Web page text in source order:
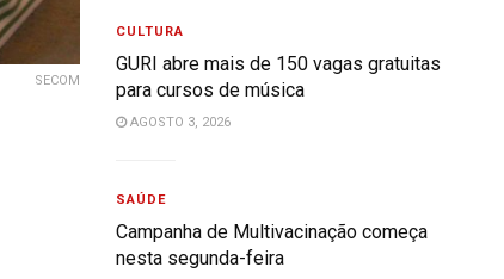
SECOM
CULTURA
GURI abre mais de 150 vagas gratuitas
para cursos de música
AGOSTO 3, 2026
SAÚDE
Campanha de Multivacinação começa
nesta segunda-feira